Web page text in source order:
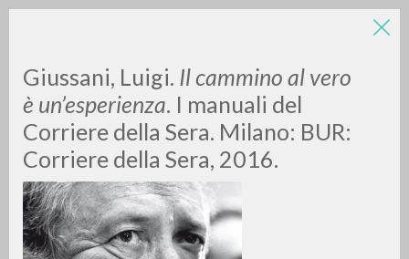
Giussani, Luigi. Il cammino al vero
è un’esperienza. I manuali del
Corriere della Sera. Milano: BUR:
Corriere della Sera, 2016.